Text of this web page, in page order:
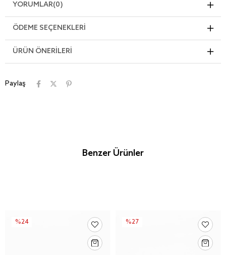
YORUMLAR(0)
ÖDEME SEÇENEKLERI
ÜRÜN ÖNERILERI
Paylaş
Benzer Ürünler
%24 %27